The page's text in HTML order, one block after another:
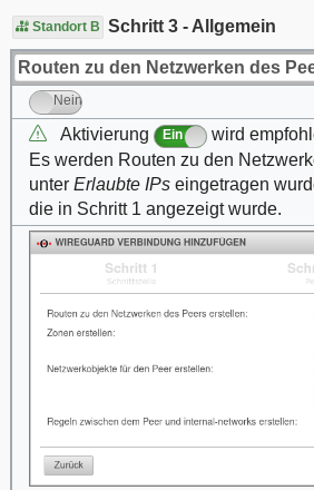
Standort B Schritt 3 - Allgemein
Routen zu den Netzwerken des
Nein
Aktivierung Ein
wird
Es werden Routen zu den
unter Erlaubte IPs eingetragen
die in Schritt 1 angezeigt wurde.